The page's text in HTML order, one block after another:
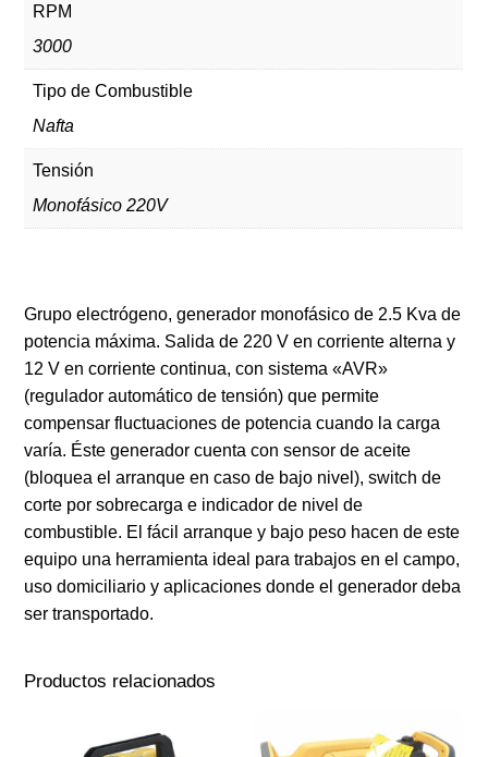
RPM
3000
Tipo de Combustible
Nafta
Tensión
Monofásico 220V
Grupo electrógeno, generador monofásico de 2.5 Kva de
potencia máxima. Salida de 220 V en corriente alterna y
12 V en corriente continua, con sistema «AVR»
(regulador automático de tensión) que permite
compensar fluctuaciones de potencia cuando la carga
varía. Éste generador cuenta con sensor de aceite
(bloquea el arranque en caso de bajo nivel), switch de
corte por sobrecarga e indicador de nivel de
combustible. El fácil arranque y bajo peso hacen de este
equipo una herramienta ideal para trabajos en el campo,
uso domiciliario y aplicaciones donde el generador deba
ser transportado.
Productos relacionados